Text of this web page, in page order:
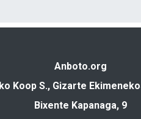
Anboto.org
Koop S., Gizarte
Bixente Kapanaga, 9